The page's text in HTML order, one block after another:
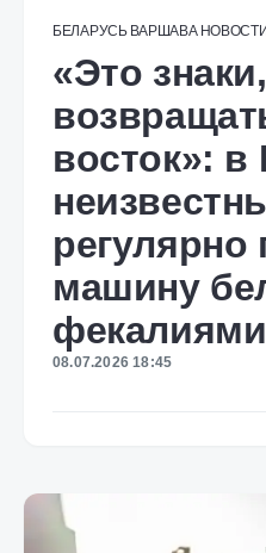
БЕЛАРУСЬ ВАРШАВА НОВОСТИ
«Это
восток»:
регулярно
машину
фекалиями
08.07.2026 18:45